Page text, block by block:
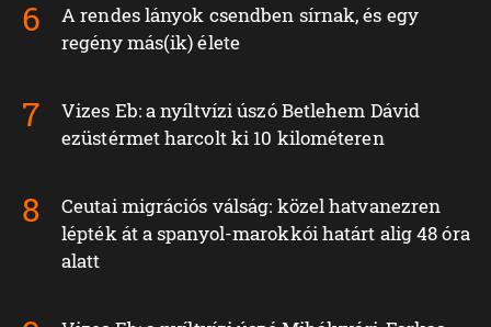
A rendes lányok csendben sírnak, és egy
regény más(ik) élete
Vizes Eb: a nyíltvízi úszó Betlehem Dávid
ezüstérmet harcolt ki 10 kilométeren
Ceutai migrációs válság: közel hatvanezren
lépték át a spanyol-marokkói határt alig 48 óra
alatt